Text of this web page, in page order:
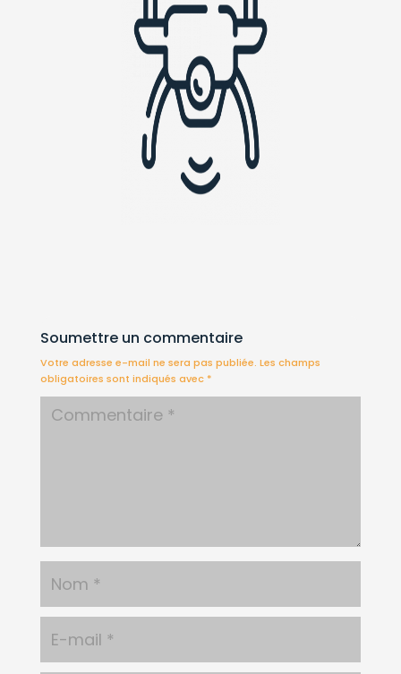
Soumettre un commentaire
Votre adresse e-mail ne sera pas publiée. Les champs
obligatoires sont indiqués avec *